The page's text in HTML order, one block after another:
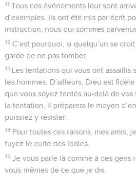
11 Tous ces événements leur sont
d’exemples. Ils ont été mis par écrit
instruction, nous qui sommes
12 C’est pourquoi, si quelqu’un se
garde de ne pas tomber.
13 Les tentations qui vous ont assaillis
les hommes. D’ailleurs, Dieu est
que vous soyez tentés au-delà de
la tentation, il préparera le moyen
puissiez y résister.
14 Pour toutes ces raisons, mes amis,
fuyez le culte des idoles.
15 Je vous parle là comme à des gens
vous-mêmes de ce que je dis.